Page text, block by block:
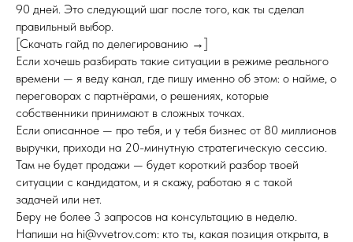
90 дней. Это следующий шаг после того, как ты сделал
правильный выбор.
[Скачать гайд по делегированию →]
Если хочешь разбирать такие ситуации в режиме реального
времени — я веду канал, где пишу именно об этом: о найме, о
переговорах с партнёрами, о решениях, которые
собственники принимают в сложных точках.
Если описанное — про тебя, и у тебя бизнес от 80 миллионов
выручки, приходи на 20-минутную стратегическую сессию.
Там не будет продажи — будет короткий разбор твоей
ситуации с кандидатом, и я скажу, работаю я с такой
задачей или нет.
Беру не более 3 запросов на консультацию в неделю.
Напиши на hi@vvetrov.com: кто ты, какая позиция открыта, в